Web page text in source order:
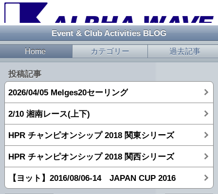
Event & Club Activities BLOG
Home カテゴリー 過去記事
投稿記事
2026/04/05 Melges20セーリング
2/10 湘南レース(上下)
HPR チャンピオンシップ 2018 関東シリーズ
HPR チャンピオンシップ 2018 関西シリーズ
【ヨット】2016/08/06-14 JAPAN CUP 2016